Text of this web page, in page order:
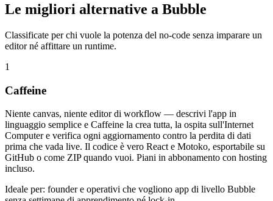
Le migliori alternative a Bubble
Classificate per chi vuole la potenza del no-code senza imparare un
editor né affittare un runtime.
1
Caffeine
Niente canvas, niente editor di workflow — descrivi l'app in
linguaggio semplice e Caffeine la crea tutta, la ospita sull'Internet
Computer e verifica ogni aggiornamento contro la perdita di dati
prima che vada live. Il codice è vero React e Motoko, esportabile su
GitHub o come ZIP quando vuoi. Piani in abbonamento con hosting
incluso.
Ideale per: founder e operativi che vogliono app di livello Bubble